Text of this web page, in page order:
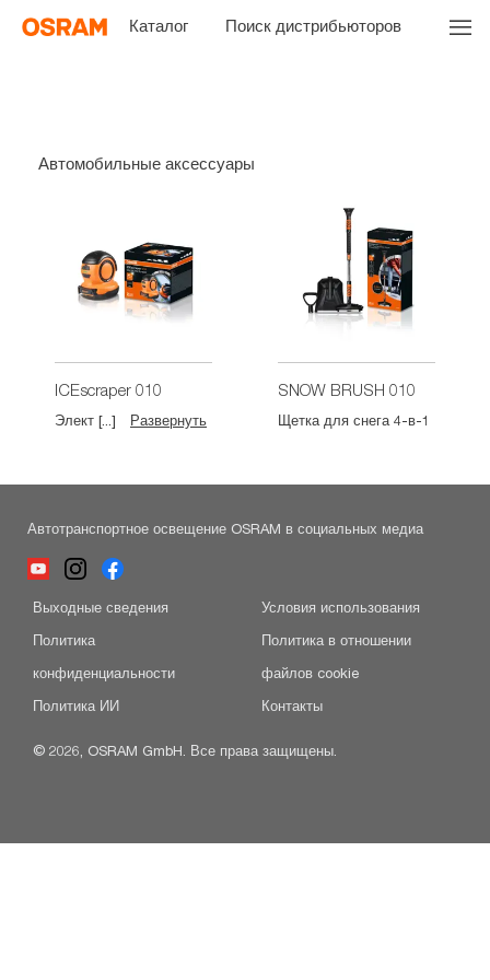
Каталог Поиск дистрибьюторов
Автомобильные аксессуары
ICEscraper 010
Элект [...] Развернуть
SNOW BRUSH 010
Щетка для снега 4-в-1
Автотранспортное освещение OSRAM в социальных медиа
Выходные сведения
Условия использования
Политика
конфиденциальности
Политика в отношении
файлов cookie
Политика ИИ
Контакты
© 2026, OSRAM GmbH. Все права защищены.